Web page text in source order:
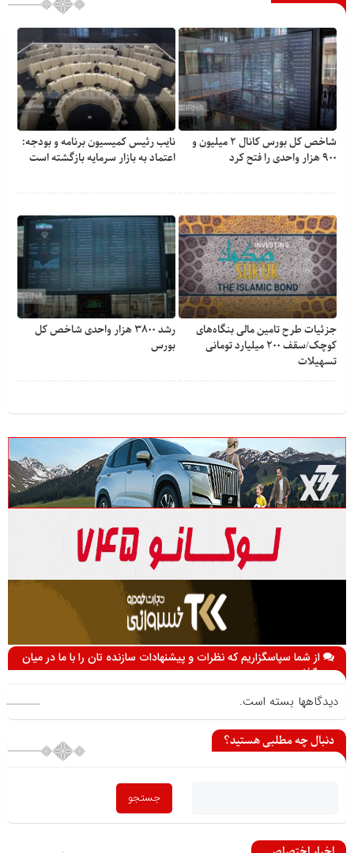
شاخص کل بورس کانال ۲ میلیون و
۹۰۰ هزار واحدی را فتح کرد
نایب رئیس کمیسیون برنامه و بودجه:
اعتماد به بازار سرمایه بازگشته است
جزئیات طرح تامین مالی بنگاه‌های
کوچک/سقف ۲۰۰ میلیارد تومانی
تسهیلات
رشد ۳۸۰۰ هزار واحدی شاخص کل
بورس
از شما سپاسگزاریم که نظرات و پیشنهادات سازنده تان را با ما در میان
می گذارید
دیدگاهها بسته است.
دنبال چه مطلبی هستید؟